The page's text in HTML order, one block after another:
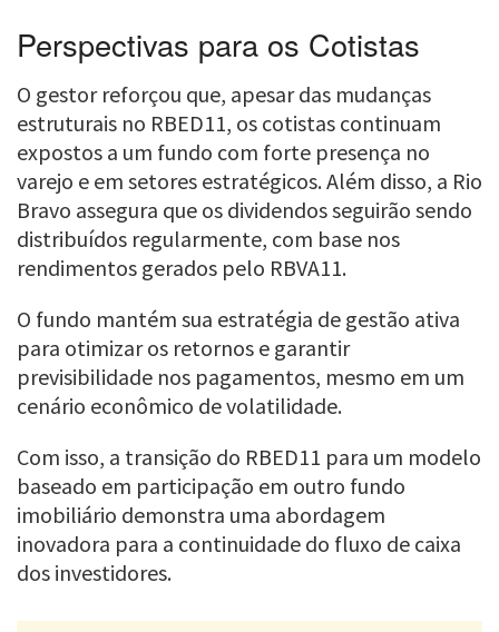
Perspectivas para os Cotistas
O gestor reforçou que, apesar das mudanças
estruturais no RBED11, os cotistas continuam
expostos a um fundo com forte presença no
varejo e em setores estratégicos. Além disso, a Rio
Bravo assegura que os dividendos seguirão sendo
distribuídos regularmente, com base nos
rendimentos gerados pelo RBVA11.
O fundo mantém sua estratégia de gestão ativa
para otimizar os retornos e garantir
previsibilidade nos pagamentos, mesmo em um
cenário econômico de volatilidade.
Com isso, a transição do RBED11 para um modelo
baseado em participação em outro fundo
imobiliário demonstra uma abordagem
inovadora para a continuidade do fluxo de caixa
dos investidores.